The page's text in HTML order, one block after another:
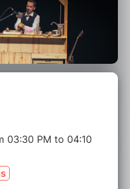
03:30 PM to 04:10